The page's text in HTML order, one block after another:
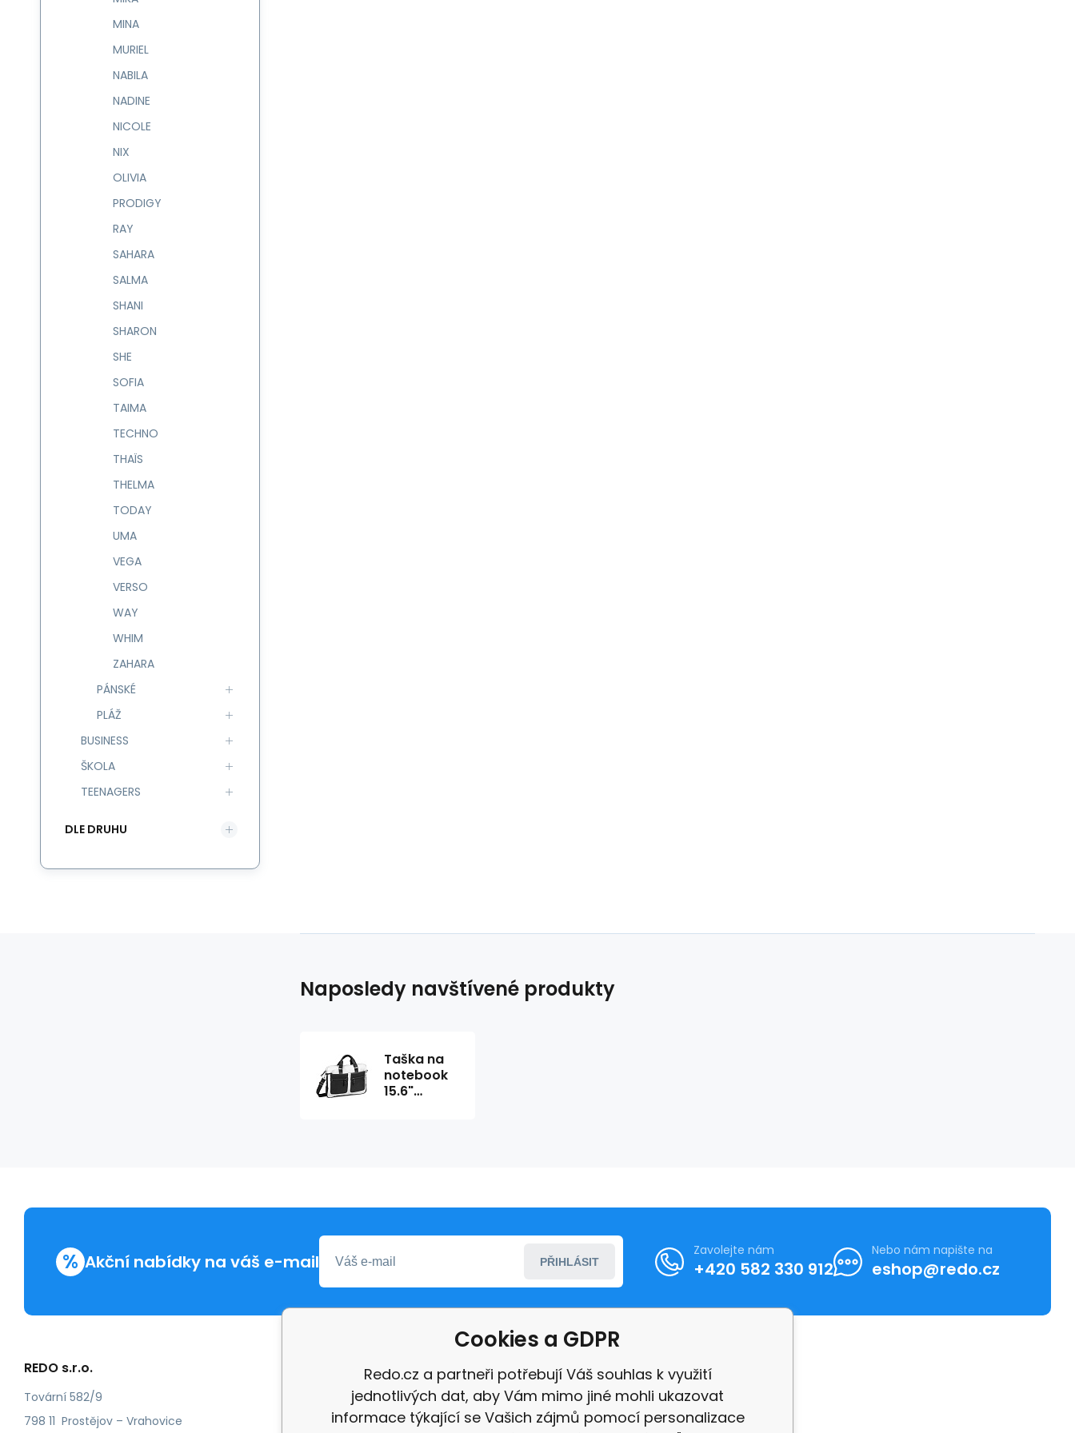
MINA
MURIEL
NABILA
NADINE
NICOLE
NIX
OLIVIA
PRODIGY
RAY
SAHARA
SALMA
SHANI
SHARON
SHE
SOFIA
TAIMA
TECHNO
THAÏS
THELMA
TODAY
UMA
VEGA
VERSO
WAY
WHIM
ZAHARA
PÁNSKÉ
PLÁŽ
BUSINESS
ŠKOLA
TEENAGERS
DLE DRUHU
Naposledy navštívené produkty
Taška na
notebook
15.6"
% Akční nabídky na váš e-mail PŘIHLÁSIT
Zavolejte nám
+420 582 330 912
Nebo nám napište na
eshop@redo.cz
REDO s.r.o.
Tovární 582/9
798 11 Prostějov – Vrahovice
Další informace
Reklamace
Recenze
Cookies a GDPR
Redo.cz a partneři potřebují Váš souhlas k využití
jednotlivých dat, aby Vám mimo jiné mohli ukazovat
informace týkající se Vašich zájmů pomocí personalizace